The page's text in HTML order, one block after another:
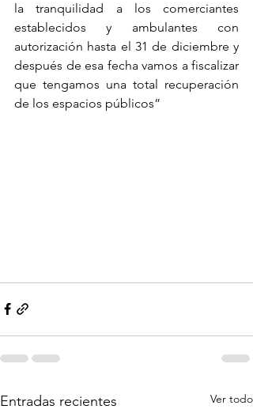
la tranquilidad a los comerciantes
establecidos y ambulantes con
autorización hasta el 31 de diciembre y
después de esa fecha vamos a fiscalizar
que tengamos una total recuperación
de los espacios públicos”
Entradas recientes Ver todo